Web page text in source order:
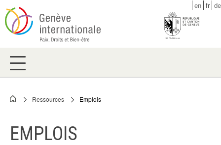
Skip
to
main
en fr de
Breadcrumb
Ressources Emplois
EMPLOIS